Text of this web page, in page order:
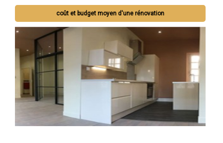
coût et budget moyen d'une rénovation